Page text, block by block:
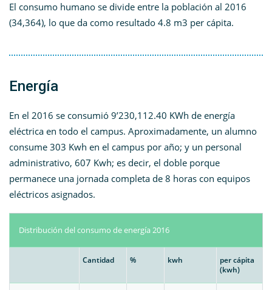
El consumo humano se divide entre la población al 2016
(34,364), lo que da como resultado 4.8 m3 per cápita.
Energía
En el 2016 se consumió 9’230,112.40 KWh de energía
eléctrica en todo el campus. Aproximadamente, un alumno
consume 303 Kwh en el campus por año; y un personal
administrativo, 607 Kwh; es decir, el doble porque
permanece una jornada completa de 8 horas con equipos
eléctricos asignados.
Distribución del consumo de energía 2016
Cantidad % kwh
per cápita
(kwh)